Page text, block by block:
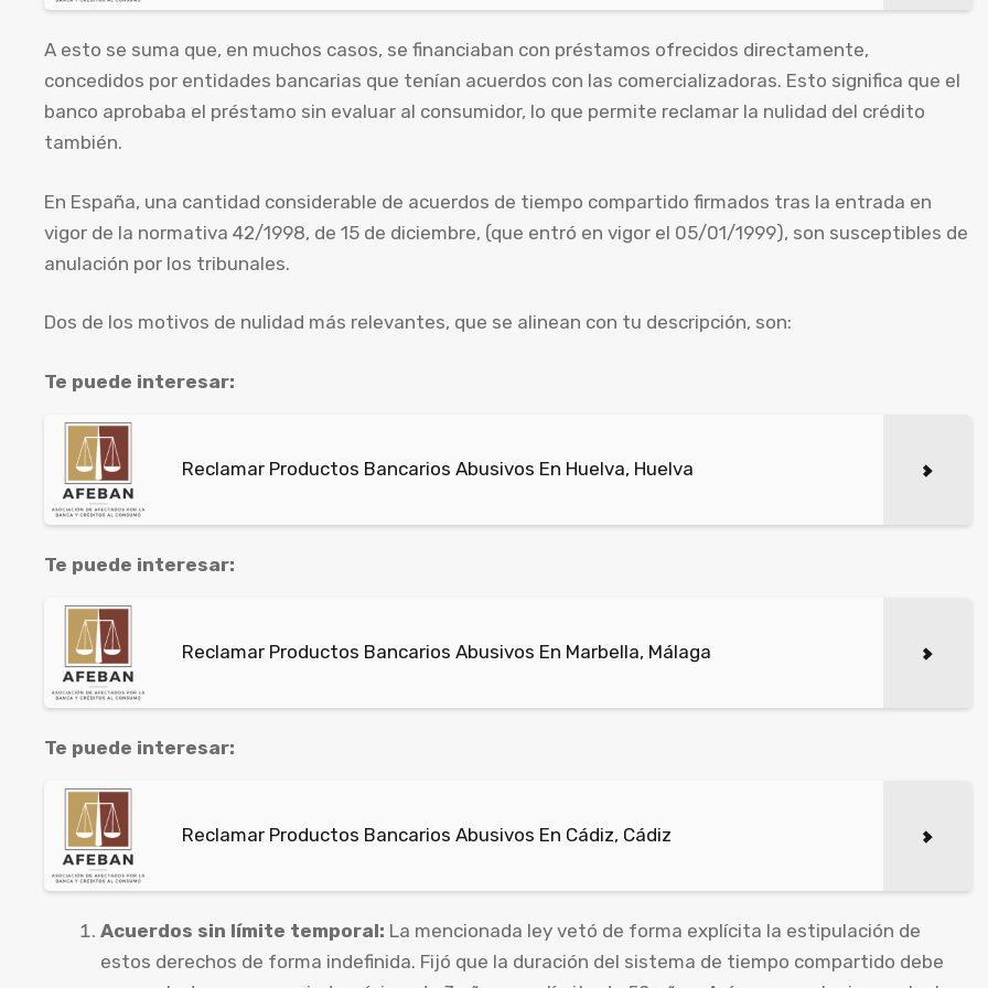
A esto se suma que, en muchos casos, se financiaban con préstamos ofrecidos directamente,
concedidos por entidades bancarias que tenían acuerdos con las comercializadoras. Esto significa que el
banco aprobaba el préstamo sin evaluar al consumidor, lo que permite reclamar la nulidad del crédito
también.
En España, una cantidad considerable de acuerdos de tiempo compartido firmados tras la entrada en
vigor de la normativa 42/1998, de 15 de diciembre, (que entró en vigor el 05/01/1999), son susceptibles de
anulación por los tribunales.
Dos de los motivos de nulidad más relevantes, que se alinean con tu descripción, son:
Te puede interesar:
Reclamar Productos Bancarios Abusivos En Huelva, Huelva
Te puede interesar:
Reclamar Productos Bancarios Abusivos En Marbella, Málaga
Te puede interesar:
Reclamar Productos Bancarios Abusivos En Cádiz, Cádiz
Acuerdos sin límite temporal: La mencionada ley vetó de forma explícita la estipulación de
estos derechos de forma indefinida. Fijó que la duración del sistema de tiempo compartido debe